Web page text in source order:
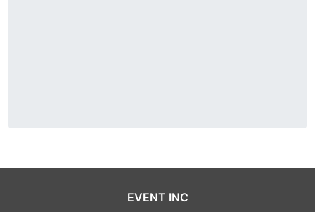
EVENT INC